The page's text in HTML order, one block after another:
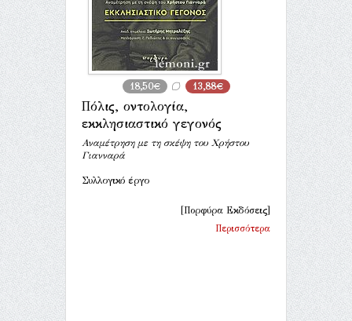
18,50€ 13,88€
Πόλις, οντολογία,
εκκλησιαστικό γεγονός
Αναμέτρηση με τη σκέψη του Χρήστου
Γιανναρά
Συλλογικό έργο
[Πορφύρα Εκδόσεις]
Περισσότερα